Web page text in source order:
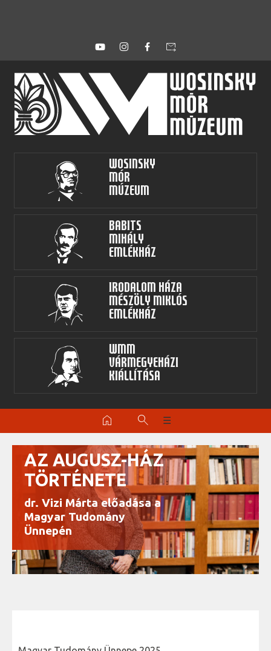
forward_to_inbox
Wosinsky
Mór
Múzeum
Babits
Mihály
Emlékház
Irodalom Háza
Mészöly Miklós
Emlékház
WMM
Vármegyeházi
kiállítása
home search ☰
AZ AUGUSZ-HÁZ
TÖRTÉNETE
dr. Vizi Márta előadása a
Magyar Tudomány
Ünnepén